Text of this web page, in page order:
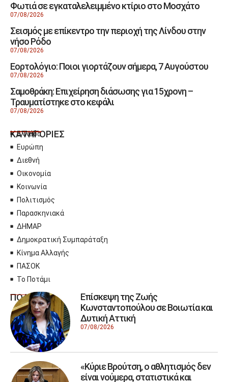
Φωτιά σε εγκαταλελειμμένο κτίριο στο Μοσχάτο
07/08/2026
Σεισμός με επίκεντρο την περιοχή της Λίνδου στην
νήσο Ρόδο
07/08/2026
Εορτολόγιο: Ποιοι γιορτάζουν σήμερα, 7 Αυγούστου
07/08/2026
Σαμοθράκη: Επιχείρηση διάσωσης για 15χρονη –
Τραυματίστηκε στο κεφάλι
07/08/2026
ΚΑΤΗΓΟΡΙΕΣ
Ελλάδα
Ευρώπη
Διεθνή
Οικονομία
Κοινωνία
Πολιτισμός
Παρασκηνιακά
ΔΗΜΑΡ
Δημοκρατική Συμπαράταξη
Κίνημα Αλλαγής
ΠΑΣΟΚ
Το Ποτάμι
ΠΟΛΙΤΙΚΗ
Επίσκεψη της Ζωής
Κωνσταντοπούλου σε Βοιωτία και
Δυτική Αττική
07/08/2026
«Κύριε Βρούτση, ο αθλητισμός δεν
είναι νούμερα, στατιστικά και